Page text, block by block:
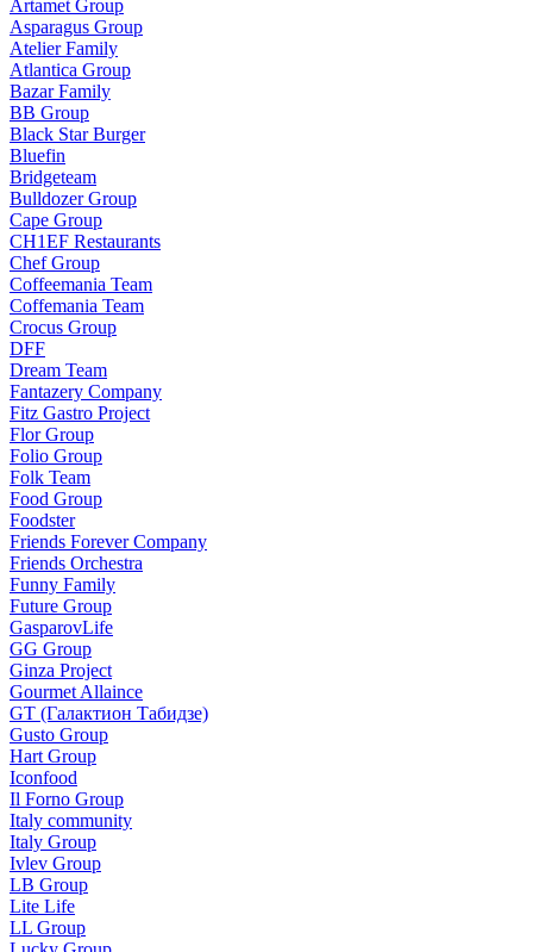
Artamet Group
Asparagus Group
Atelier Family
Atlantica Group
Bazar Family
BB Group
Black Star Burger
Bluefin
Bridgeteam
Bulldozer Group
Cape Group
CH1EF Restaurants
Chef Group
Coffeemania Team
Coffemania Team
Crocus Group
DFF
Dream Team
Fantazery Company
Fitz Gastro Project
Flor Group
Folio Group
Folk Team
Food Group
Foodster
Friends Forever Company
Friends Orchestra
Funny Family
Future Group
GasparovLife
GG Group
Ginza Project
Gourmet Allaince
GT (Галактион Табидзе)
Gusto Group
Hart Group
Iconfood
Il Forno Group
Italy community
Italy Group
Ivlev Group
LB Group
Lite Life
LL Group